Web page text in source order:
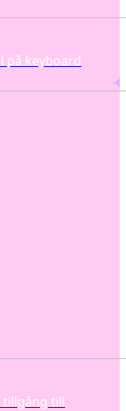
på keyboard
tillgång till